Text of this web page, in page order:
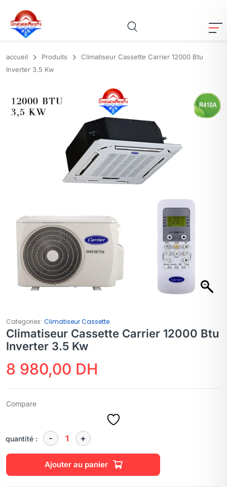
accueil Produits
Climatiseur Cassette Carrier 12000 Btu
Inverter 3.5 Kw
Categories: Climatiseur Cassette
Climatiseur Cassette Carrier 12000 Btu
Inverter 3.5 Kw
8 980,00 DH
Compare
quantité :
Ajouter au panier